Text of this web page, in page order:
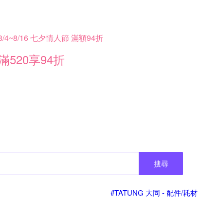
4~8/16 七夕情人節 滿額94折
520享94折
搜尋
#TATUNG 大同 - 配件/耗材